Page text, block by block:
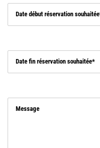
Date début réservation souhaitée
Date fin réservation souhaitée
Message